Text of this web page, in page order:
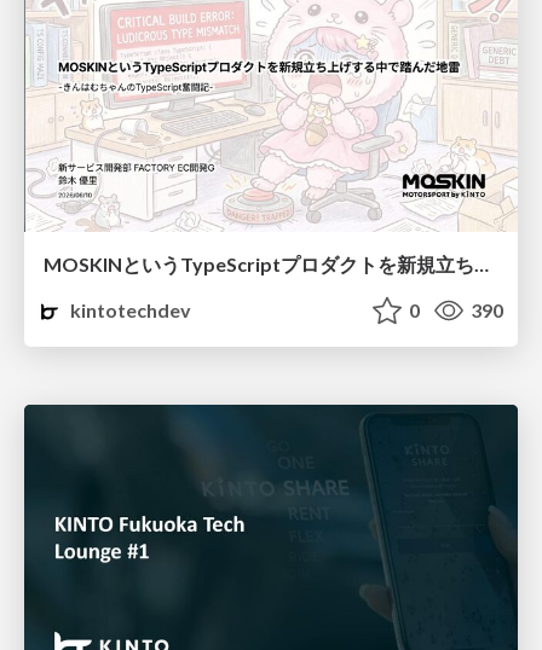
MOSKINというTypeScriptプロダクトを新規立ち上げする中で踏んだ地雷
kintotechdev
0 390